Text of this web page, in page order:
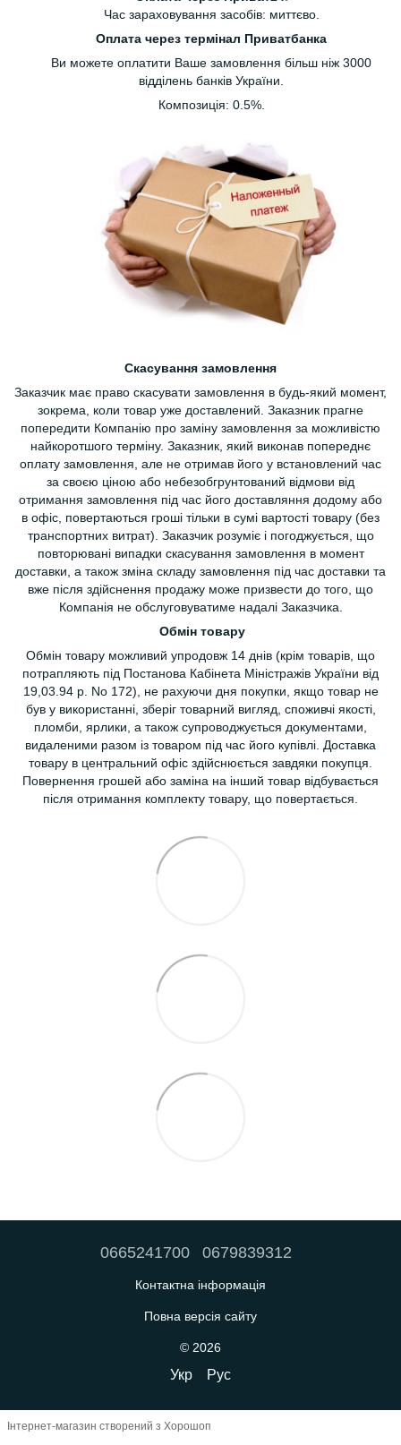
Час зараховування засобів: миттєво.
Оплата через термінал Приватбанка
Ви можете оплатити Ваше замовлення більш ніж 3000
відділень банків України.
Композиція: 0.5%.
Скасування замовлення
Заказчик має право скасувати замовлення в будь-який момент,
зокрема, коли товар уже доставлений. Заказник прагне
попередити Компанію про заміну замовлення за можливістю
найкоротшого терміну. Заказник, який виконав попереднє
оплату замовлення, але не отримав його у встановлений час
за своєю ціною або небезобгрунтований відмови від
отримання замовлення під час його доставляння додому або
в офіс, повертаються гроші тільки в сумі вартості товару (без
транспортних витрат). Заказчик розуміє і погоджується, що
повторювані випадки скасування замовлення в момент
доставки, а також зміна складу замовлення під час доставки та
вже після здійснення продажу може призвести до того, що
Компанія не обслуговуватиме надалі Заказчика.
Обмін товару
Обмін товару можливий упродовж 14 днів (крім товарів, що
потрапляють під Постанова Кабінета Міністражів України від
19,03.94 р. No 172), не рахуючи дня покупки, якщо товар не
був у використанні, зберіг товарний вигляд, споживчі якості,
пломби, ярлики, а також супроводжується документами,
видаленими разом із товаром під час його купівлі. Доставка
товару в центральний офіс здійснюється завдяки покупця.
Повернення грошей або заміна на інший товар відбувається
після отримання комплекту товару, що повертається.
0665241700 0679839312
Контактна інформація
Повна версія сайту
© 2026
Укр Рус
Інтернет-магазин створений з Хорошоп